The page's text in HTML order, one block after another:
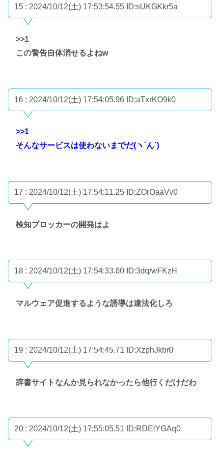
15 : 2024/10/12(土) 17:53:54.55 ID:sUKGKkr5a
>>1
この警告自体消せるよねw
16 : 2024/10/12(土) 17:54:05.96 ID:aTxrKO9k0
>>1
そんなサービスは使わないまでだ(ヽ´ん`)
17 : 2024/10/12(土) 17:54:11.25 ID:ZOrOaaVv0
検知ブロッカーの開発はよ
18 : 2024/10/12(土) 17:54:33.60 ID:3dq/wFKzH
マルウェア促進するような誘導は違法化しろ
19 : 2024/10/12(土) 17:54:45.71 ID:XzphJkbr0
辞書サイトなんか見られなかったら他行くだけだわ
20 : 2024/10/12(土) 17:55:05.51 ID:RDElYGAq0